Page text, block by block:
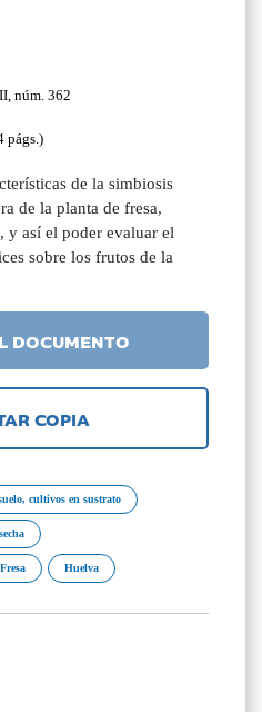
núm. 362
págs.)
de la simbiosis
de la planta de fresa,
y así el poder evaluar el
sobre los frutos de la
DOCUMENTO
COPIA
cultivos en sustrato
Fresa Huelva